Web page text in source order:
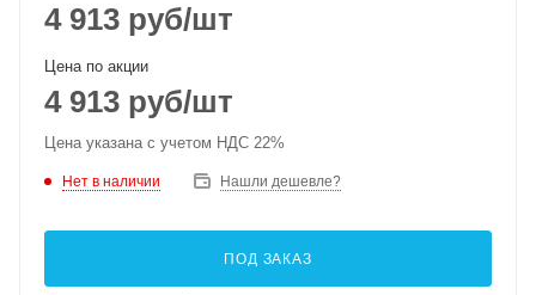
4 913 руб/шт
Цена по акции
4 913 руб/шт
Цена указана с учетом НДС 22%
Нет в наличии Нашли дешевле?
ПОД ЗАКАЗ